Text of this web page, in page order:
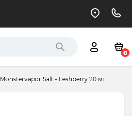
0
Monstervapor Salt - Leshberry 20 мг